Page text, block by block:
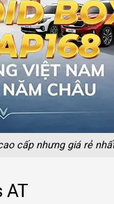
cấp nhưng giá rẻ
AT